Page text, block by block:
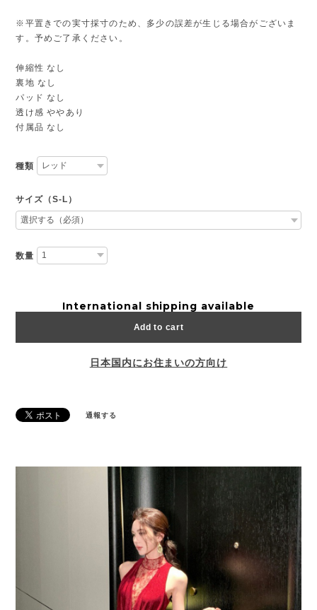
※平置きでの実寸採寸のため、多少の誤差が生じる場合がございま
す。予めご了承ください。
伸縮性 なし
裏地 なし
パッド なし
透け感 ややあり
付属品 なし
種類
サイズ（S-L）
数量
International shipping available
Add to cart
日本国内にお住まいの方向け
通報する